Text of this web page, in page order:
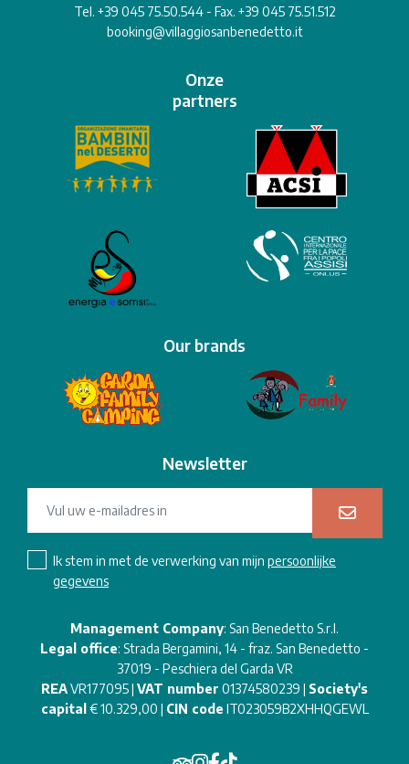
Tel. +39 045 75.50.544 - Fax. +39 045 75.51.512
booking@villaggiosanbenedetto.it
Onze
partners
Our brands
Newsletter
Ik stem in met de verwerking van mijn persoonlijke
gegevens
Management Company: San Benedetto S.r.l.
Legal office: Strada Bergamini, 14 - fraz. San Benedetto -
37019 - Peschiera del Garda VR
REAVR177095 | VAT number 01374580239 | Society's
capital € 10.329,00 | CIN code IT023059B2XHHQGEWL